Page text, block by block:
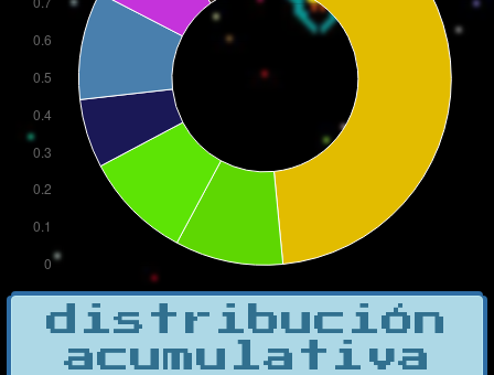
distribución
acumulativa